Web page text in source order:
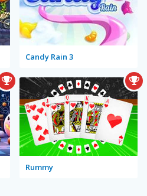
Candy Rain 3
Rummy